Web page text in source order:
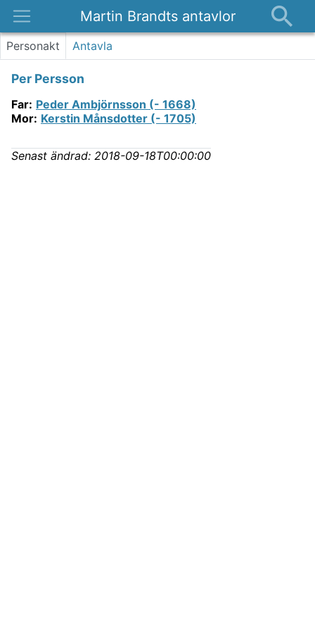
Martin Brandts antavlor
Platser
Kontakt
Personakt Antavla
Per Persson
Far: Peder Ambjörnsson (- 1668)
Mor: Kerstin Månsdotter (- 1705)
Senast ändrad: 2018-09-18T00:00:00